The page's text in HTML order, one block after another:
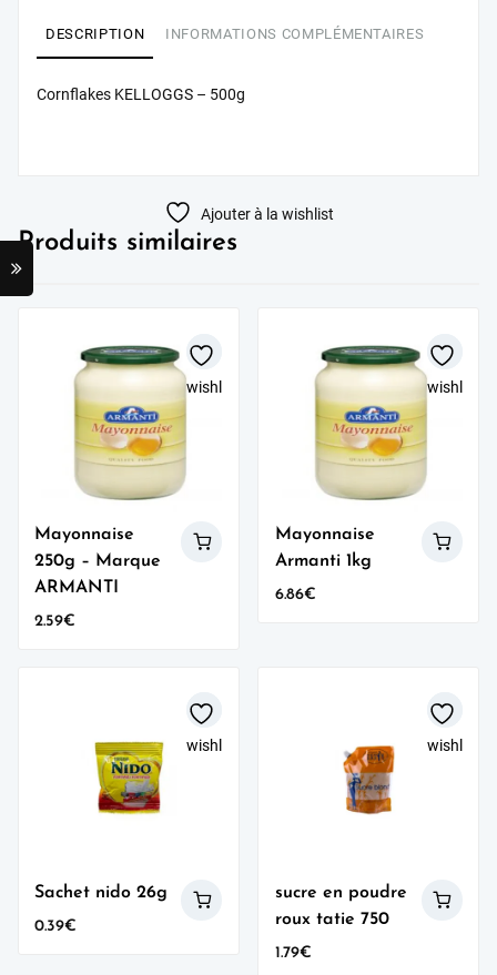
DESCRIPTION INFORMATIONS COMPLÉMENTAIRES
Cornflakes KELLOGGS – 500g
Ajouter à la wishlist
Produits similaires
wishlist
Mayonnaise
250g – Marque
ARMANTI
2.59€
wishlist
Mayonnaise
Armanti 1kg
6.86€
wishlist
Sachet nido 26g
0.39€
wishlist
sucre en poudre
roux tatie 750
1.79€